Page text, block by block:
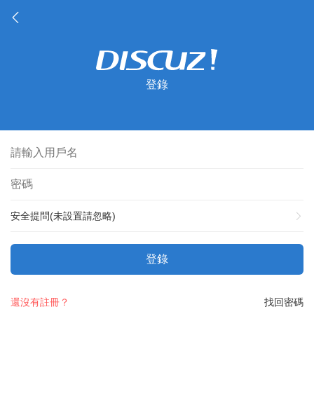
登錄
安全提問(未設置請忽略)
登錄
找回密碼
還沒有註冊？